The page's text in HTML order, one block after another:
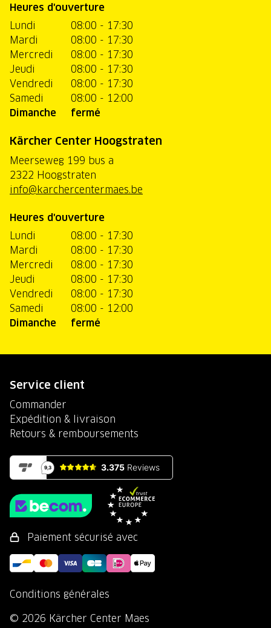
Heures d'ouverture
Lundi
08:00 - 17:30
Mardi
08:00 - 17:30
Mercredi
08:00 - 17:30
Jeudi
08:00 - 17:30
Vendredi
08:00 - 17:30
Samedi
08:00 - 12:00
Dimanche
fermé
Kärcher Center Hoogstraten
Meerseweg 199 bus a
2322 Hoogstraten
info@karchercentermaes.be
Heures d'ouverture
Lundi
08:00 - 17:30
Mardi
08:00 - 17:30
Mercredi
08:00 - 17:30
Jeudi
08:00 - 17:30
Vendredi
08:00 - 17:30
Samedi
08:00 - 12:00
Dimanche
fermé
Service client
Commander
Expédition & livraison
Retours & remboursements
Paiement sécurisé avec
Conditions générales
© 2026 Kärcher Center Maes